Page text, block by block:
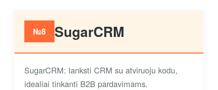
№8 SugarCRM
SugarCRM: lanksti CRM su atviruoju kodu,
idealiai tinkanti B2B pardavimams.